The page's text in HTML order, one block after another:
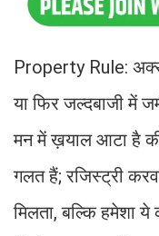
Property Rule:
या फिर जल्दबाजी में
मन में ख़याल आटा है
गलत हैं; रजिस्ट्री
मिलता, बल्कि हमेशा